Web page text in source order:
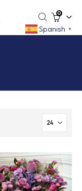
0
Spanish ▼